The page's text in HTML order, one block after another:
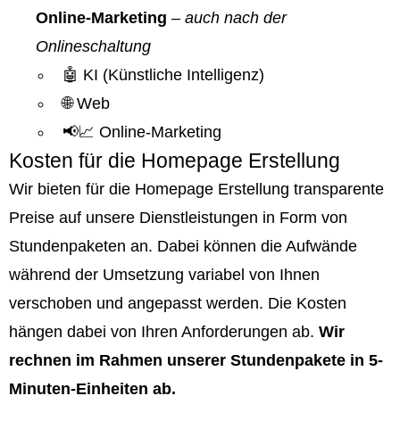
Online-Marketing – auch nach der
Onlineschaltung
🤖 KI (Künstliche Intelligenz)
🌐 Web
📢📈 Online-Marketing
Kosten für die Homepage Erstellung
Wir bieten für die Homepage Erstellung transparente
Preise auf unsere Dienstleistungen in Form von
Stundenpaketen an. Dabei können die Aufwände
während der Umsetzung variabel von Ihnen
verschoben und angepasst werden. Die Kosten
hängen dabei von Ihren Anforderungen ab. Wir
rechnen im Rahmen unserer Stundenpakete in 5-
Minuten-Einheiten ab.